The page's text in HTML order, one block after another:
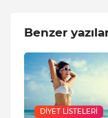
Benzer
DIYET LISTELERI